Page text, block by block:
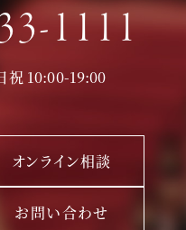
1111
祝 10:00-19:00
オンライン相談
お問い合わせ